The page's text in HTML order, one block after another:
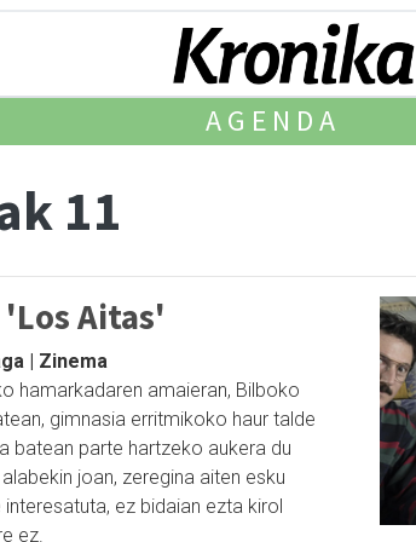
AGENDA
11
Aitas'
| Zinema
hamarkadaren amaieran, Bilboko
gimnasia erritmikoko haur talde
batean parte hartzeko aukera du
joan, zeregina aiten esku
ez bidaian ezta kirol
ez.